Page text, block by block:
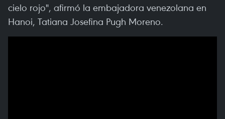
cielo rojo", afirmó la embajadora venezolana en
Hanoi, Tatiana Josefina Pugh Moreno.